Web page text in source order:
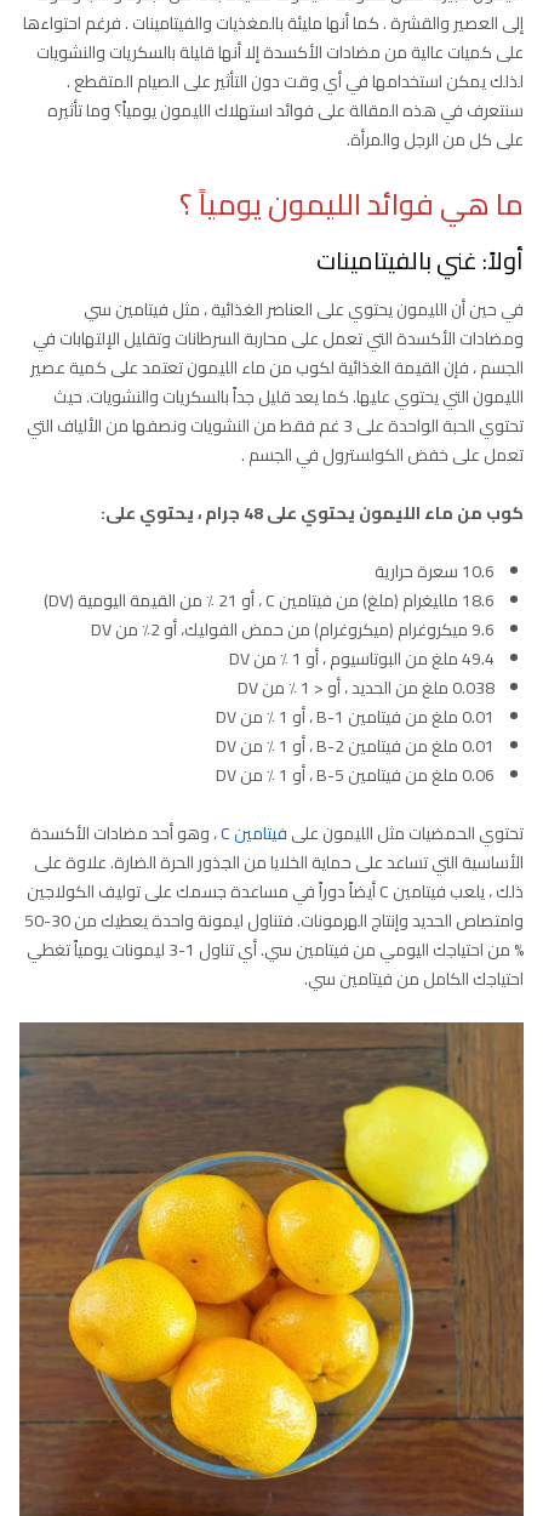
إلى العصير والقشرة . كما أنها مليئة بالمغذيات والفيتامينات . فرغم احتواءها
على كميات عالية من مضادات الأكسدة إلا أنها قليلة بالسكريات والنشويات
لذلك يمكن استخدامها في أي وقت دون التأثير على الصيام المتقطع .
سنتعرف في هذه المقالة على فوائد استهلاك الليمون يومياً؟ وما تأثيره
على كل من الرجل والمرأة.
ما هي فوائد الليمون يومياً ؟
أولاً: غني بالفيتامينات
في حين أن الليمون يحتوي على العناصر الغذائية ، مثل فيتامين سي
ومضادات الأكسدة التي تعمل على محاربة السرطانات وتقليل الإلتهابات في
الجسم ، فإن القيمة الغذائية لكوب من ماء الليمون تعتمد على كمية عصير
الليمون التي يحتوي عليها. كما يعد قليل جداً بالسكريات والنشويات. حيث
تحتوي الحبة الواحدة على 3 غم فقط من النشويات ونصفها من الألياف التي
تعمل على خفض الكولسترول في الجسم .
كوب من ماء الليمون يحتوي على 48 جرام ، يحتوي على:
10.6 سعرة حرارية
18.6 ملليغرام (ملغ) من فيتامين C ، أو 21 ٪ من القيمة اليومية (DV)
9.6 ميكروغرام (ميكروغرام) من حمض الفوليك، أو 2٪ من DV
49.4 ملغ من البوتاسيوم ، أو 1 ٪ من DV
0.038 ملغ من الحديد ، أو < 1 ٪ من DV
0.01 ملغ من فيتامين B-1 ، أو 1 ٪ من DV
0.01 ملغ من فيتامين B-2 ، أو 1 ٪ من DV
0.06 ملغ من فيتامين B-5 ، أو 1 ٪ من DV
تحتوي الحمضيات مثل الليمون علىفيتامين C ، وهو أحد مضادات الأكسدة
الأساسية التي تساعد على حماية الخلايا من الجذور الحرة الضارة. علاوة على
ذلك ، يلعب فيتامين C أيضاً دوراً في مساعدة جسمك على توليف الكولاجين
وامتصاص الحديد وإنتاج الهرمونات. فتناول ليمونة واحدة يعطيك من 30-50
% من احتياجك اليومي من فيتامين سي. أي تناول 1-3 ليمونات يومياً تغطي
احتياجك الكامل من فيتامين سي.